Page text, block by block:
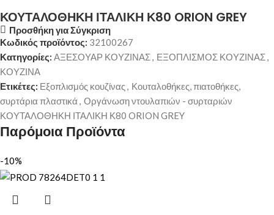
ΚΟΥΤΑΛΟΘΗΚΗ ΙΤΑΛΙΚΗ Κ80 ORION GREY
Προσθήκη για Σύγκριση
Κωδικός προϊόντος: 32100267
Κατηγορίες: ΑΞΕΣΟΥΑΡ ΚΟΥΖΙΝΑΣ, ΕΞΟΠΛΙΣΜΟΣ ΚΟΥΖΙΝΑΣ,
ΚΟΥΖΙΝΑ
Ετικέτες: Εξοπλισμός κουζίνας, Κουταλοθήκες, πιατοθήκες,
συρτάρια πλαστικά , Οργάνωση ντουλαπιών - συρταριών
ΚΟΥΤΑΛΟΘΗΚΗ ΙΤΑΛΙΚΗ Κ80 ORION GREY
Παρόμοια Προϊόντα
-10%